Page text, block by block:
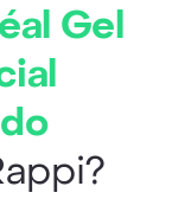
Gel